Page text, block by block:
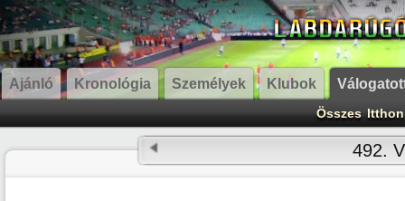
Ajánló Kronológia Személyek Klubok
Összes Itthon
492.